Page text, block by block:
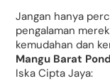
Jangan hanya
pengalaman
kemudahan dan
Mangu Barat
Iska Cipta Jaya: